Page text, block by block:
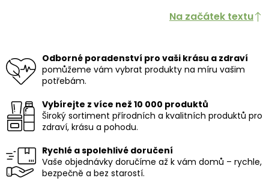
Na začátek textu
Odborné poradenství pro vaši krásu a zdraví
pomůžeme vám vybrat produkty na míru vašim
potřebám.
Vybírejte z více než 10 000 produktů
Široký sortiment přírodních a kvalitních produktů pro
zdraví, krásu a pohodu.
Rychlé a spolehlivé doručení
Vaše objednávky doručíme až k vám domů – rychle,
bezpečně a bez starostí.